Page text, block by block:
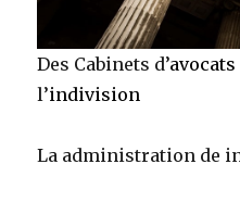
Des Cabinets d’avocats
l’indivision
La administration de